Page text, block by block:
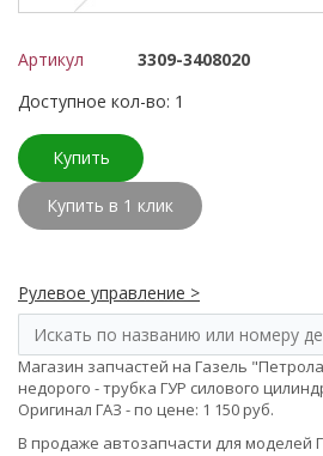
Артикул
3309-3408020
Доступное кол-во: 1
Купить
Купить в 1 клик
Рулевое управление >
Магазин запчастей на Газель
недорого - трубка ГУР силового
Оригинал ГАЗ - по цене: 1 150 руб.
В продаже автозапчасти для моделей